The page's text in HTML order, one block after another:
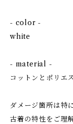
- color -
white
- material -
コットンとポリエ
ダメージ箇所は特
古着の特性をご理